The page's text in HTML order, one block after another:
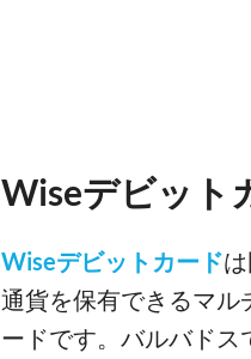
Wiseデビット
Wiseデビットカード
通貨を保有できるマル
ードです。バルバドス